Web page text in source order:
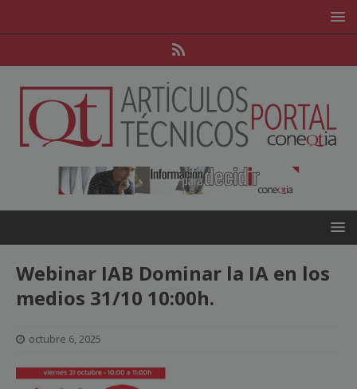
Webinar IAB Dominar la IA en los
medios 31/10 10:00h.
octubre 6, 2025